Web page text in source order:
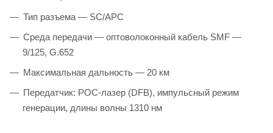
Тип разъема — SC/APC
Среда передачи — оптоволоконный кабель SMF —
9/125, G.652
Максимальная дальность — 20 км
Передатчик: POC-лазер (DFB), импульсный режим
генерации, длины волны 1310 нм